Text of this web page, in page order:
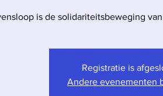
is de solidariteitsbeweging
Registratie is
Andere evenementen